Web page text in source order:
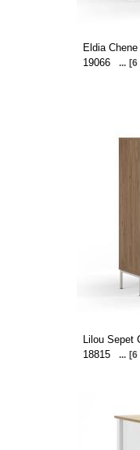
Eldia
19066
...
Lilou Sepet
18815
...